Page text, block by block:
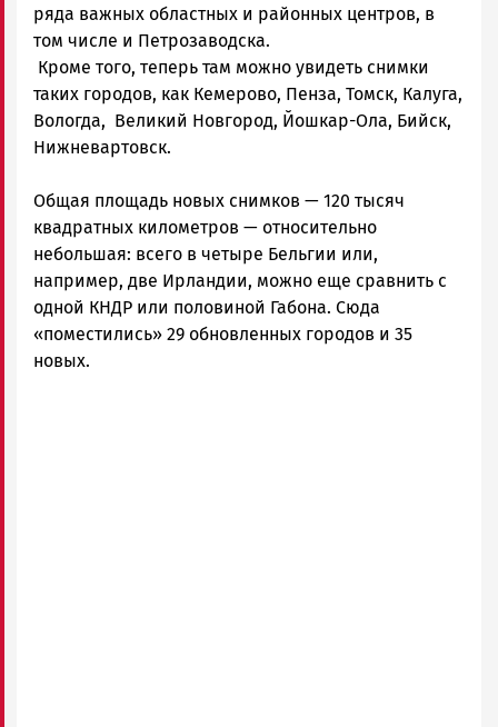
|
Петрозаводск
ГОВОРИТ
ряда важных областных и районных центров, в
том числе и Петрозаводска.
Кроме того, теперь там можно увидеть снимки
таких городов, как Кемерово, Пенза, Томск, Калуга,
Вологда, Великий Новгород, Йошкар-Ола, Бийск,
Нижневартовск.
Общая площадь новых снимков — 120 тысяч
квадратных километров — относительно
небольшая: всего в четыре Бельгии или,
например, две Ирландии, можно еще сравнить с
одной КНДР или половиной Габона. Сюда
«поместились» 29 обновленных городов и 35
новых.